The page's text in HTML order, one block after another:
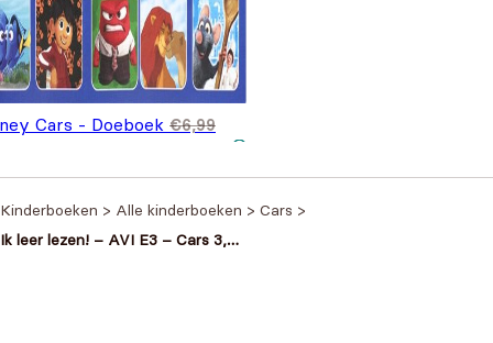
Cars - Doeboek €6,99
Kinderboeken > Alle kinderboeken > Cars >
Ik leer lezen! – AVI E3 – Cars 3,